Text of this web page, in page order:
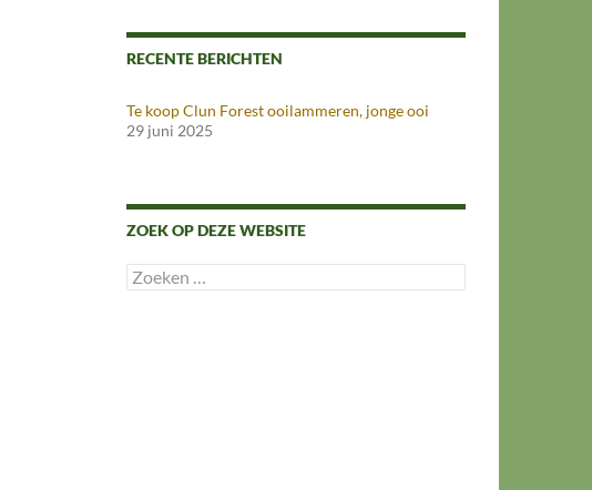
RECENTE BERICHTEN
Te koop Clun Forest ooilammeren, jonge ooi
29 juni 2025
ZOEK OP DEZE WEBSITE
Zoeken
naar: